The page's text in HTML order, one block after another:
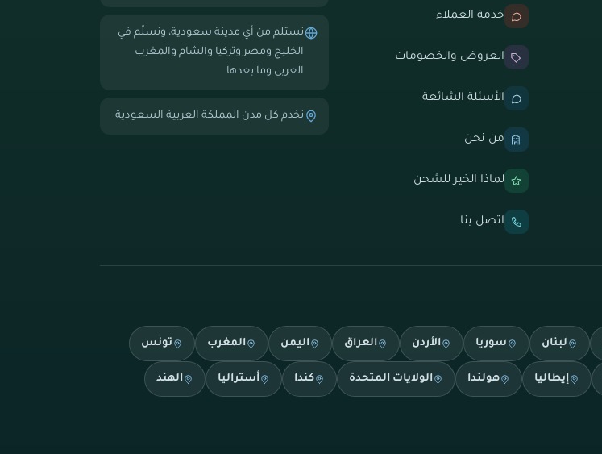
خدمة العملاء
العروض والخصومات
الأسئلة الشائعة
من نحن
لماذا الخير للشحن
اتصل بنا
نستلم من أي مدينة سعودية، ونسلّم في
الخليج ومصر وتركيا والشام والمغرب
العربي وما بعدها
نخدم كل مدن المملكة العربية السعودية
لبنان سوريا الأردن العراق اليمن المغرب تونس
إيطاليا هولندا الولايات المتحدة كندا أستراليا الهند